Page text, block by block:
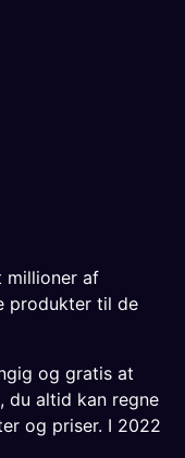
millioner af
produkter til de
og gratis at
du altid kan regne
og priser. I 2022